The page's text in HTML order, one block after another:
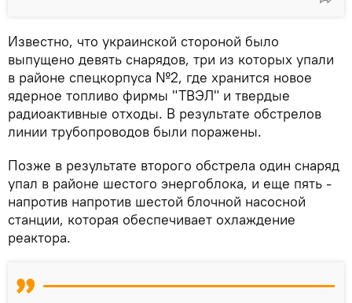
Известно, что украинской стороной было
выпущено девять снарядов, три из которых упали
в районе спецкорпуса №2, где хранится новое
ядерное топливо фирмы "ТВЭЛ" и твердые
радиоактивные отходы. В результате обстрелов
линии трубопроводов были поражены.
Позже в результате второго обстрела один снаряд
упал в районе шестого энергоблока, и еще пять -
напротив напротив шестой блочной насосной
станции, которая обеспечивает охлаждение
реактора.